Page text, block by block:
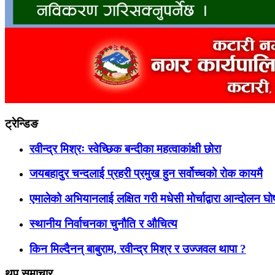
ट्रेन्डिङ
रवीन्द्र मिश्रः स्वेच्छिक बन्दीका महत्वाकांक्षी छोरा
जयबहादुर चन्दलाई प्रहरी प्रमुख हुन सर्वोच्चको रोक कायमै
एमालेको अभियानलाई लक्षित गरी मधेसी मोर्चाद्वारा आन्दोलन
स्थानीय निर्वाचनका चुनौति र औचित्य
किन मिल्दैनन् बाबुराम, रवीन्द्र मिश्र र उज्जवल थापा ?